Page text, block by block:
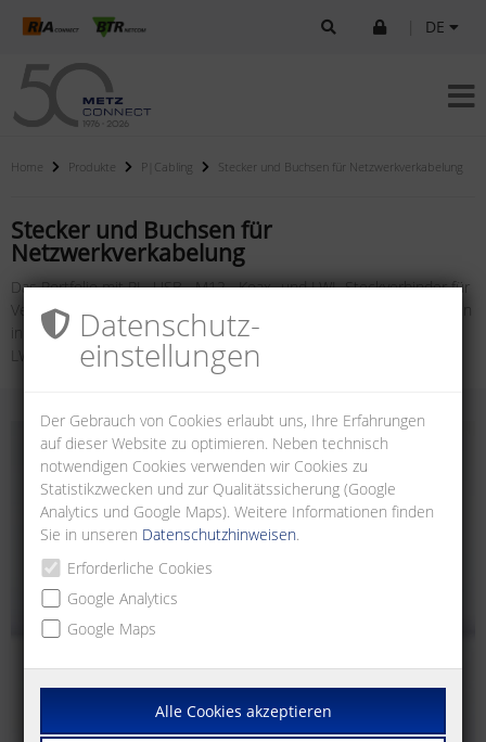
DE
Home Produkte P|Cabling Stecker und Buchsen für Netzwerkverkabelung
Stecker und Buchsen für
Netzwerkverkabelung
Das Portfolio mit RJ-, USB-, M12-, Koax- und LWL-Steckverbinder für
Verkabelungssysteme bietet eine Vielzahl an Steckern und Buchsen
in verschiedenen Leistungs- und Schutzklassen für Kupfer- und
LWL-Anschlüsse.
Datenschutz­
einstellungen
Der Gebrauch von Cookies erlaubt uns, Ihre Erfahrungen
auf dieser Website zu optimieren. Neben technisch
notwendigen Cookies verwenden wir Cookies zu
Statistikzwecken und zur Qualitätssicherung (Google
Analytics und Google Maps). Weitere Informationen finden
Sie in unseren Datenschutzhinweisen.
Erforderliche Cookies
Google Analytics
Google Maps
Alle Cookies akzeptieren